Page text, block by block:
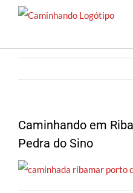
Saltar
Caminhando em
Pedra do Sino